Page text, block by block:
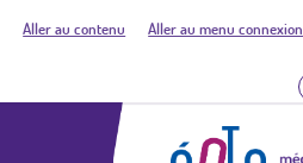
Aller au contenu Aller au menu connexion